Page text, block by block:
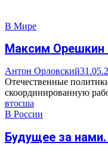
В Мире
Максим Орешкин
Антон Орловский
Отечественные
скоординированную
втосша
В России
Будущее за